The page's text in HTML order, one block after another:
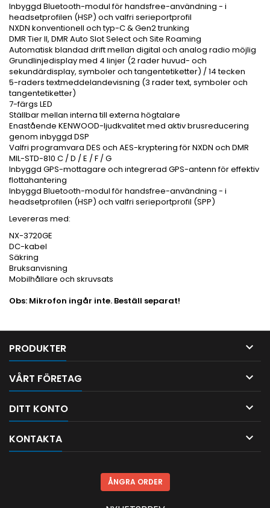
Inbyggd Bluetooth-modul för handsfree-användning - i
headsetprofilen (HSP) och valfri serieportprofil
NXDN konventionell och typ-C & Gen2 trunking
DMR Tier II, DMR Auto Slot Select och Site Roaming
Automatisk blandad drift mellan digital och analog radio möjlig
Grundlinjedisplay med 4 linjer (2 rader huvud- och
sekundärdisplay, symboler och tangentetiketter) / 14 tecken
5-raders textmeddelandevisning (3 rader text, symboler och
tangentetiketter)
7-färgs LED
Ställbar mellan interna till externa högtalare
Enastående KENWOOD-ljudkvalitet med aktiv brusreducering
genom inbyggd DSP
Valfri programvara DES och AES-kryptering för NXDN och DMR
MIL-STD-810 C / D / E / F / G
Inbyggd GPS-mottagare och integrerad GPS-antenn för effektiv
flottahantering
Inbyggd Bluetooth-modul för handsfree-användning - i
headsetprofilen (HSP) och valfri serieportprofil (SPP)
Levereras med:
NX-3720GE
DC-kabel
Säkring
Bruksanvisning
Mobilhållare och skruvsats
Obs: Mikrofon ingår inte. Beställ separat!
PRODUKTER 
VÅRT FÖRETAG 
DITT KONTO 
KONTAKTA 
ÅNGRA ORDER